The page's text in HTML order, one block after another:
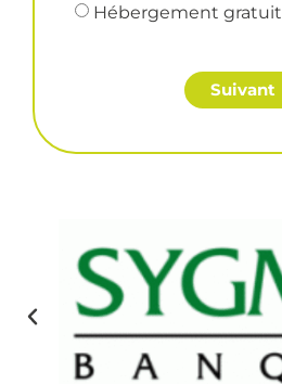
Hébergement gratuit
Suivant